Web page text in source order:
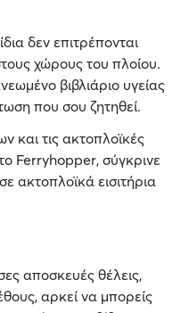
δεν επιτρέπονται
χώρους του πλοίου.
βιβλιάριο υγείας
που σου ζητηθεί.
και τις ακτοπλοϊκές
Ferryhopper, σύγκρινε
ακτοπλοϊκά εισιτήρια
αποσκευές θέλεις,
αρκεί να μπορείς